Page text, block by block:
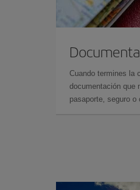
Cuando termines la
documentación que
pasaporte, seguro